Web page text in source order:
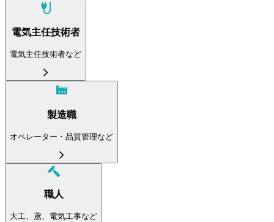
電気主任技術者
電気主任技術者など
製造職
オペレーター・品質管理など
職人
大工、鳶、電気工事など